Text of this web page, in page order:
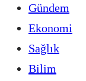
Gündem
Ekonomi
Sağlık
Bilim